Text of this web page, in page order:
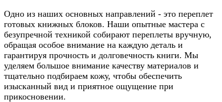
Одно из наших основных направлений - это переплет
готовых книжных блоков. Наши опытные мастера с
безупречной техникой собирают переплеты вручную,
обращая особое внимание на каждую деталь и
гарантируя прочность и долговечность книги. Мы
уделяем большое внимание качеству материалов и
тщательно подбираем кожу, чтобы обеспечить
изысканный вид и приятное ощущение при
прикосновении.